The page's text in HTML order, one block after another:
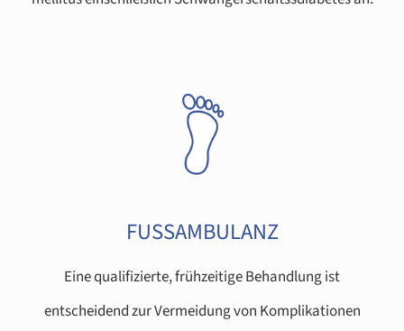
FUSSAMBULANZ
Eine qualifizierte, frühzeitige Behandlung ist
entscheidend zur Vermeidung von Komplikationen